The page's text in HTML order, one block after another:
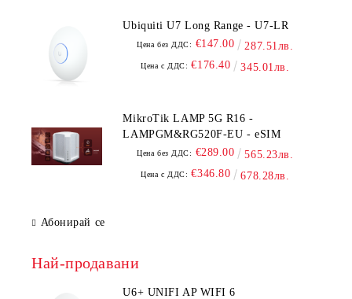
Ubiquiti U7 Long Range - U7-LR
Цена без ДДС: €147.00 287.51лв.
Цена с ДДС: €176.40 345.01лв.
MikroTik LAMP 5G R16 -
LAMPGM&RG520F-EU - eSIM
Цена без ДДС: €289.00 565.23лв.
Цена с ДДС: €346.80 678.28лв.
Абонирай се
Най-продавани
U6+ UNIFI AP WIFI 6